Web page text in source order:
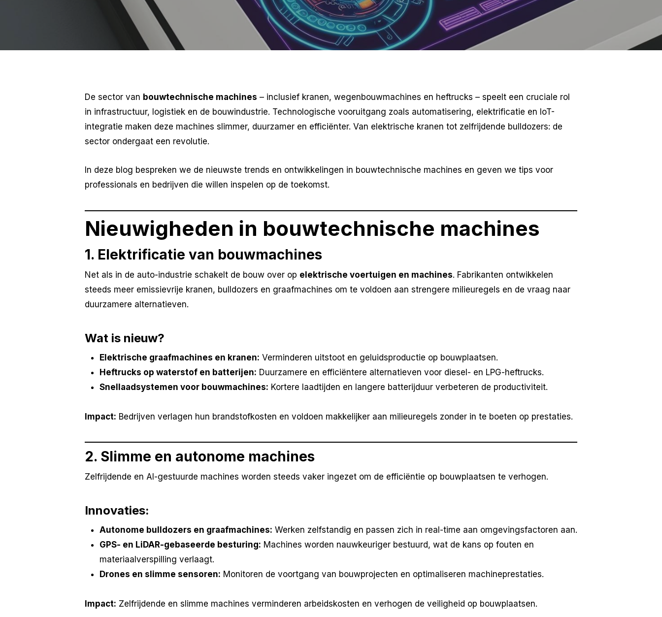
De sector van bouwtechnische machines – inclusief kranen, wegenbouwmachines en heftrucks – speelt een cruciale rol
in infrastructuur, logistiek en de bouwindustrie. Technologische vooruitgang zoals automatisering, elektrificatie en IoT-
integratie maken deze machines slimmer, duurzamer en efficiënter. Van elektrische kranen tot zelfrijdende bulldozers: de
sector ondergaat een revolutie.
In deze blog bespreken we de nieuwste trends en ontwikkelingen in bouwtechnische machines en geven we tips voor
professionals en bedrijven die willen inspelen op de toekomst.
Nieuwigheden in bouwtechnische machines
1. Elektrificatie van bouwmachines
Net als in de auto-industrie schakelt de bouw over op elektrische voertuigen en machines. Fabrikanten ontwikkelen
steeds meer emissievrije kranen, bulldozers en graafmachines om te voldoen aan strengere milieuregels en de vraag naar
duurzamere alternatieven.
Wat is nieuw?
Elektrische graafmachines en kranen: Verminderen uitstoot en geluidsproductie op bouwplaatsen.
Heftrucks op waterstof en batterijen: Duurzamere en efficiëntere alternatieven voor diesel- en LPG-heftrucks.
Snellaadsystemen voor bouwmachines: Kortere laadtijden en langere batterijduur verbeteren de productiviteit.
Impact: Bedrijven verlagen hun brandstofkosten en voldoen makkelijker aan milieuregels zonder in te boeten op prestaties.
2. Slimme en autonome machines
Zelfrijdende en AI-gestuurde machines worden steeds vaker ingezet om de efficiëntie op bouwplaatsen te verhogen.
Innovaties:
Autonome bulldozers en graafmachines: Werken zelfstandig en passen zich in real-time aan omgevingsfactoren aan.
GPS- en LiDAR-gebaseerde besturing: Machines worden nauwkeuriger bestuurd, wat de kans op fouten en
materiaalverspilling verlaagt.
Drones en slimme sensoren: Monitoren de voortgang van bouwprojecten en optimaliseren machineprestaties.
Impact: Zelfrijdende en slimme machines verminderen arbeidskosten en verhogen de veiligheid op bouwplaatsen.